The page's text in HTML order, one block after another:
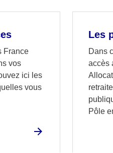
France
vos
ici les
vous
Les
Dans
accès
Pôle